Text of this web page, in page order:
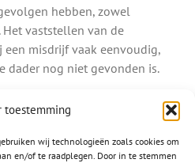
toestemming
wij technologieën zoals cookies om
en/of te raadplegen. Door in te stemmen
hebben, zowel
vaststellen van de
misdrijf vaak eenvoudig,
dader nog niet gevonden is.
onder een misdrijf.
dan is de eigenaar van